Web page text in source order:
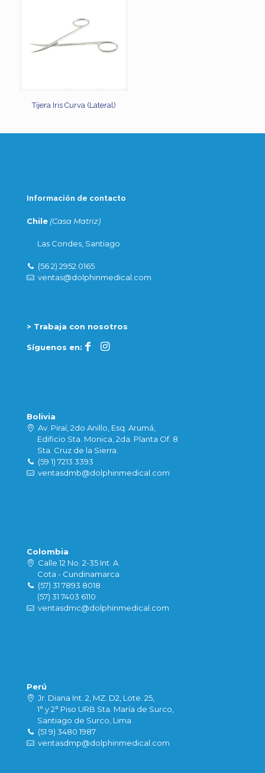
Tijera Iris Curva (Lateral)
Información de contacto
Chile (Casa Matriz)
Las Condes, Santiago
(56 2) 2952 0165
ventas@dolphinmedical.com
> Trabaja con nosotros
Síguenos en:
Bolivia
Av. Piraí, 2do Anillo, Esq. Arumá,
Edificio Sta. Monica, 2da. Planta Of. 8
Sta. Cruz de la Sierra.
(59 1) 7213 3393
ventasdmb@dolphinmedical.com
Colombia
Calle 12 No. 2-35 Int. A
Cota - Cundinamarca
(57) 31 7893 8018
(57) 31 7403 6110
ventasdmc@dolphinmedical.com
Perú
Jr. Diana Int. 2, MZ. D2, Lote. 25,
1° y 2° Piso URB Sta. María de Surco,
Santiago de Surco, Lima
(51 9) 3480 1987
ventasdmp@dolphinmedical.com